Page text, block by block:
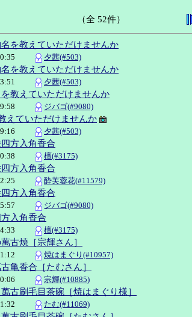
（全 52件）
を教えていただけませんか
夕茜(#503)
を教えていただけませんか
夕茜(#503)
教えていただけませんか
ジバゴ(#9080)
えていただけませんか
夕茜(#503)
方入角香合
檀(#3175)
方入角香合
酔芙蓉花(#11579)
方入角香合
ジバゴ(#9080)
入角香合
檀(#3175)
古焼［宗輝さん］
焼はまぐり(#10957)
亀香合［たむさん］
宗輝(#10885)
古刷毛目茶碗［焼はまぐり様］
たむ(#11069)